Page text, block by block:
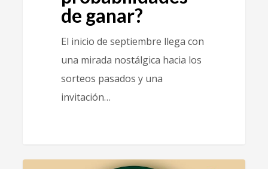
de ganar?
El inicio de septiembre llega con
una mirada nostálgica hacia los
sorteos pasados y una
invitación…